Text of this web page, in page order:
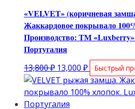
«VELVET» (коричневая
Жаккардовое покрывало
Производство: ТМ
Португалия
13,800₽ Первоначальная
цена
составляла
13,800 ₽.
13,000 ₽Текущая
цена:
13,000 ₽.
Быстрый